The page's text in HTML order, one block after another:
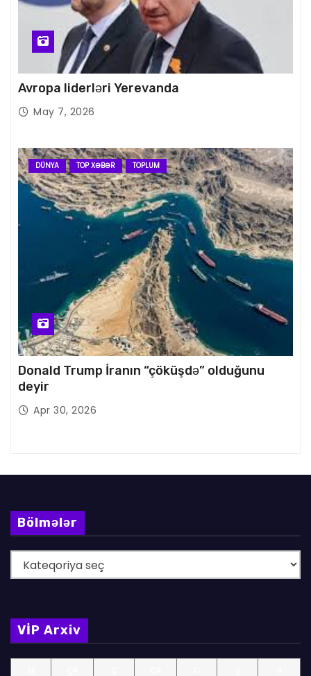
Avropa liderləri Yerevanda
May 7, 2026
DÜNYA TOP XƏBƏR TOPLUM
Donald Trump İranın “çöküşdə” olduğunu
deyir
Apr 30, 2026
Bölmələr
ö
m
l
VİP Arxiv